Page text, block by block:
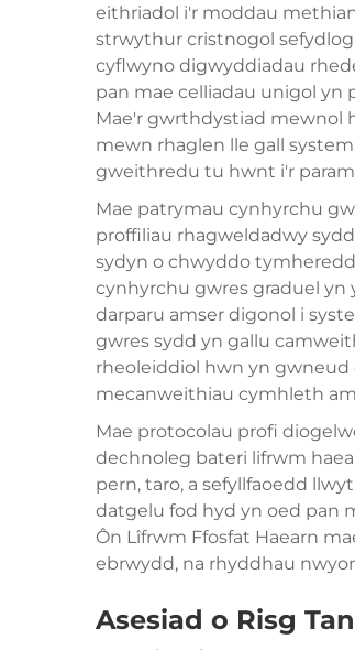
eithriadol i'r moddau
strwythur cristnogol
cyflwyno digwyddiadau
pan mae celliadau unigol
Mae'r gwrthdystiad mewnol
mewn rhaglen lle gall
gweithredu tu hwnt i'r
Mae patrymau cynhyrchu
proffiliau rhagweldadwy
sydyn o chwyddo
cynhyrchu gwres graduel
darparu amser digonol i
gwres sydd yn gallu
rheoleiddiol hwn yn
mecanweithiau cymhleth
Mae protocolau profi
dechnoleg bateri lifrwm
pern, taro, a sefyllfaoedd
datgelu fod hyd yn oed pan
Ôn Lîfrwm Ffosfat Haearn
ebrwydd, na rhyddhau
Asesiad o Risg